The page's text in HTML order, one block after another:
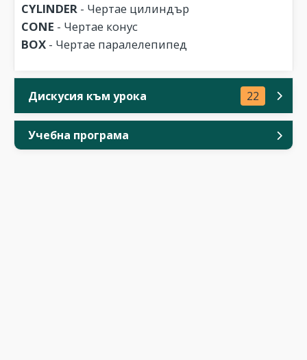
CYLINDER - Чертае цилиндър
CONE - Чертае конус
BOX - Чертае паралелепипед
Дискусия към урока 22
Учебна програма